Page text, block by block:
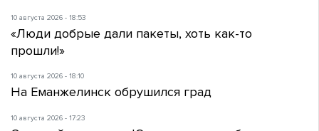
10 августа 2026 - 18:53
«Люди добрые дали пакеты, хоть как-то
прошли!»
10 августа 2026 - 18:10
На Еманжелинск обрушился град
10 августа 2026 - 17:23